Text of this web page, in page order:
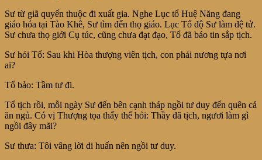
Sư từ giã quyến thuộc đi xuất gia. Nghe Lục tổ Huệ Năng đang
giáo hóa tại Tào Khê, Sư tìm đến thọ giáo. Lục Tổ độ Sư làm đệ tử.
Sư chưa thọ giới Cụ túc, cũng chưa đạt đạo, Tổ đã báo tin sắp tịch.
Sư hỏi Tổ: Sau khi Hòa thượng viên tịch, con phải nương tựa nơi
ai?
Tổ bảo: Tầm tư đi.
Tổ tịch rồi, mỗi ngày Sư đến bên cạnh tháp ngồi tư duy đến quên cả
ăn ngủ. Có vị Thượng tọa thấy thế hỏi: Thầy đã tịch, ngươi làm gì
ngồi đây mãi?
Sư thưa: Tôi vâng lời di huấn nên ngồi tư duy.